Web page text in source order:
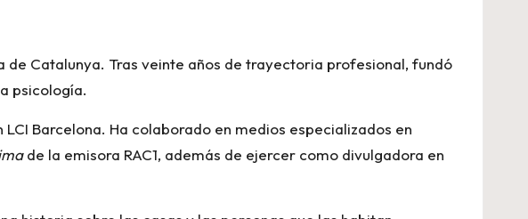
Catalunya. Tras veinte años de trayectoria profesional, fundó
psicología.
Barcelona. Ha colaborado en medios especializados en
de la emisora RAC1, además de ejercer como divulgadora en